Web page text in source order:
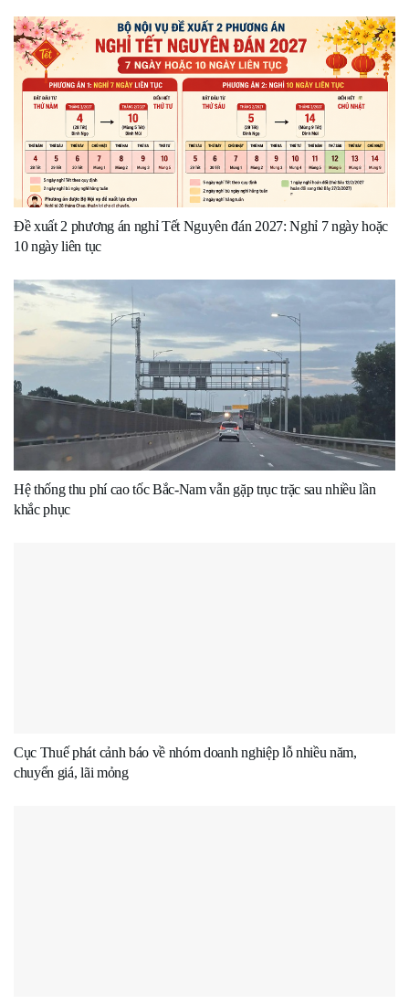
Đề xuất 2 phương án nghỉ Tết Nguyên đán 2027: Nghỉ 7 ngày hoặc
10 ngày liên tục
Hệ thống thu phí cao tốc Bắc-Nam vẫn gặp trục trặc sau nhiều lần
khắc phục
Cục Thuế phát cảnh báo về nhóm doanh nghiệp lỗ nhiều năm,
chuyển giá, lãi mỏng